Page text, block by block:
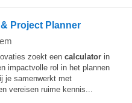
Project Planner
zoekt een calculator in
impactvolle rol in het plannen
je samenwerkt met
vereisen ruime kennis...